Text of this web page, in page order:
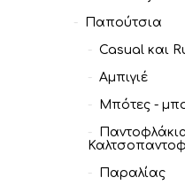
Παπούτσια
Casual και
Αμπιγιέ
Μπότες -
Παραλίας